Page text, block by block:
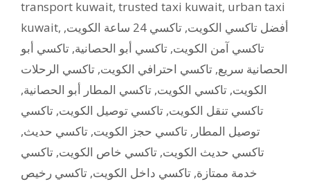
transport kuwait, trusted taxi kuwait, urban taxi
kuwait, أفضل تاكسي الكويت, تاكسي 24 ساعة الكويت
,
تاكسي آمن الكويت, تاكسي أبو الحصانية, تاكسي أبو
الحصانية سريع, تاكسي احترافي الكويت, تاكسي الرحلات
الكويت, تاكسي الكويت, تاكسي المطار أبو الحصانية,
تاكسي تنقل الكويت, تاكسي توصيل الكويت, تاكسي
توصيل المطار , تاكسي حجز الكويت, تاكسي حديث,
تاكسي حديث الكويت, تاكسي خاص الكويت, تاكسي
خدمة ممتازة, تاكسي داخل الكويت, تاكسي رخيص